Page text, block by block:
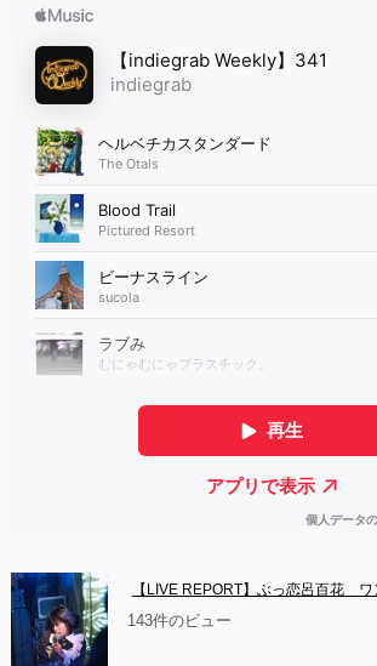
【LIVE REPORT】ぶっ恋呂百花　
143件のビュー